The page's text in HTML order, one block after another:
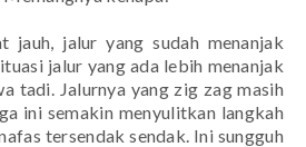
jauh, jalur yang sudah menanjak
jalur yang ada lebih menanjak
tadi. Jalurnya yang zig zagmasih
ini semakin menyulitkan langkah
tersendak sendak. Ini sungguh